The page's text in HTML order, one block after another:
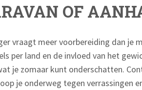
OF
vraagt meer voorbereiding dan je
per land en de invloed van het
je zomaar kunt onderschatten.
je onderweg tegen verrassingen